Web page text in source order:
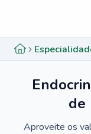
de
Aproveite os